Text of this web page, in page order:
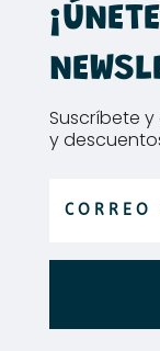
Suscríbete
y